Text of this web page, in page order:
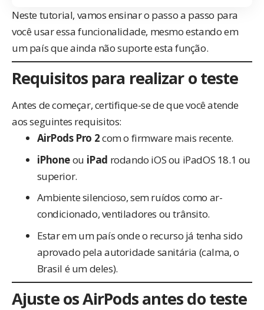
Neste tutorial, vamos ensinar o passo a passo para
você usar essa funcionalidade, mesmo estando em
um país que ainda não suporte esta função.
Requisitos para realizar o teste
Antes de começar, certifique-se de que você atende
aos seguintes requisitos:
AirPods Pro 2com o firmware mais recente.
iPhoneou iPad rodando iOS ou iPadOS 18.1 ou
superior.
Ambiente silencioso, sem ruídos como ar-
condicionado, ventiladores ou trânsito.
Estarem um país onde o recurso já tenha sido
aprovado pela autoridade sanitária (calma, o
Brasil é um deles).
Ajuste os AirPods antes do teste